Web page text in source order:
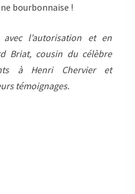
bourbonnaise !
l’autorisation et en
Briat, cousin du célèbre
à Henri Chervier et
témoignages.